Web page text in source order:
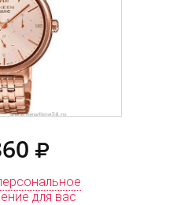
для вас